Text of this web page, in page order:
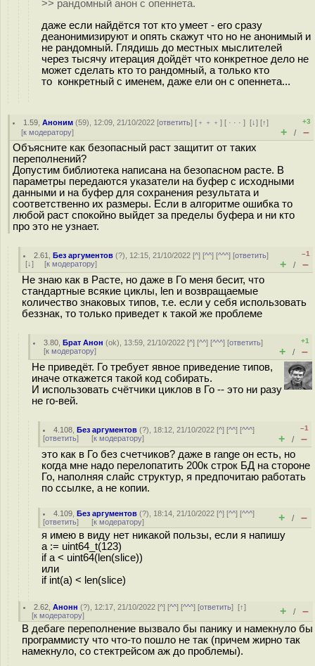
>> рандомный анон с опеннета.
даже если найдётся тот кто умеет - его сразу
деанонимизируют и опять скажут что но не анонимый и
не рандомный. Глядишь до местных мыслителей
через тысячу итерация дойдёт что конкретное дело не
может сделать кто то рандомный, а только кто
то конкретный с именем, даже ели он с опеннета...
1.59 ,Аноним (59), 12:09, 21/10/2022 [ответить] [ ﹢﹢﹢] [ · · ·][↓] [↑]
[к модератору]
+3
+ / –
Объясните как безопасный раст защитит от таких
переполнений?
Допустим библиотека написана на безопасном расте. В
параметры передаются указатели на буфер с исходными
данными и на буфер для сохранения результата и
соответственно их размеры. Если в алгоритме ошибка то
любой раст спокойно выйдет за пределы буфера и ни кто
про это не узнает.
2.61 ,Без аргументов (?), 12:15, 21/10/2022 [^] [^^] [^^^] [ответить]
[↓] [к модератору]
–1
+ / –
Не знаю как в Расте, но даже в Го меня бесит, что
стандартные всякие циклы, len и возвращаемые
количество знаковых типов, т.е. если у себя использовать
беззнак, то только приведет к такой же проблеме
3.80 ,Брат Анон (ok), 13:59, 21/10/2022 [^] [^^] [^^^] [ответить]
[к модератору]
+1
+ / –
Не приведёт. Го требует явное приведение типов,
иначе откажется такой код собирать.
И использовать счётчики циклов в Го -- это ни разу
не го-вей.
4.108 ,Без аргументов (?), 18:12, 21/10/2022 [^] [^^] [^^^]
[ответить] [к модератору]
–1
+ / –
это как в Го без счетчиков? даже в range он есть, но
когда мне надо перелопатить 200к строк БД на стороне
Го, наполняя слайс структур, я предпочитаю работать
по ссылке, а не копии.
4.109 ,Без аргументов (?), 18:14, 21/10/2022 [^] [^^] [^^^]
[ответить] [к модератору] + / –
я имею в виду нет никакой пользы, если я напишу
a := uint64_t(123)
if a < uint64(len(slice))
или
if int(a) < len(slice)
2.62 ,Анонн (?), 12:17, 21/10/2022 [^] [^^] [^^^] [ответить][↑]
[к модератору] + / –
В дебаге переполнение вызвало бы панику и намекнуло бы
программисту что что-то пошло не так (причем жирно так
намекнуло, со стектрейсом аж до проблемы).